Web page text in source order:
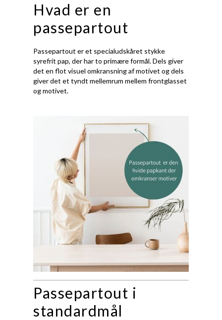
Hvad er en
passepartout
Passepartout er et specialudskåret stykke
syrefrit pap, der har to primære formål. Dels giver
det en flot visuel omkransning af motivet og dels
giver det et tyndt mellemrum mellem frontglasset
og motivet.
Passepartout i
standardmål